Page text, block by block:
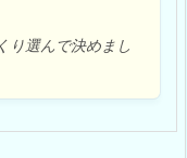
り選んで決めまし